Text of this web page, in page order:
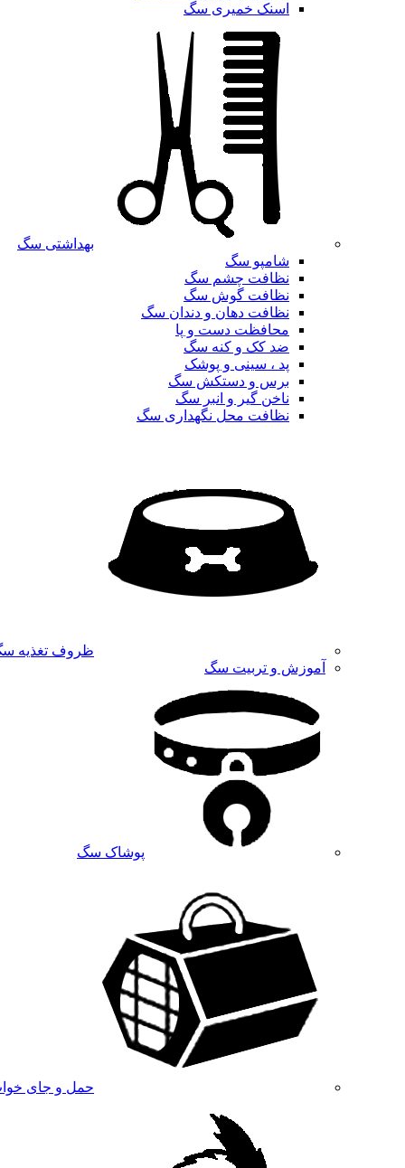
اسنک خمیری سگ
بهداشتی سگ
شامپو سگ
نظافت چشم سگ
نظافت گوش سگ
نظافت دهان و دندان سگ
محافظت دست و پا
ضد کک و کنه سگ
پد ، سینی و پوشک
برس و دستکش سگ
ناخن گیر و انبر سگ
نظافت محل نگهداری سگ
ظروف تغذیه
آموزش و تربیت سگ
پوشاک سگ
حمل و جای